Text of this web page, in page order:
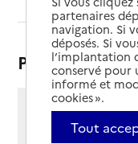
Présentation
Grande Rue
70000 -
partenaires
navigation. Si
déposés. Si
l’implantation
conservé pour
informé et
cookies ».
Tout